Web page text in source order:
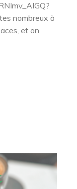
nombreux à
et on